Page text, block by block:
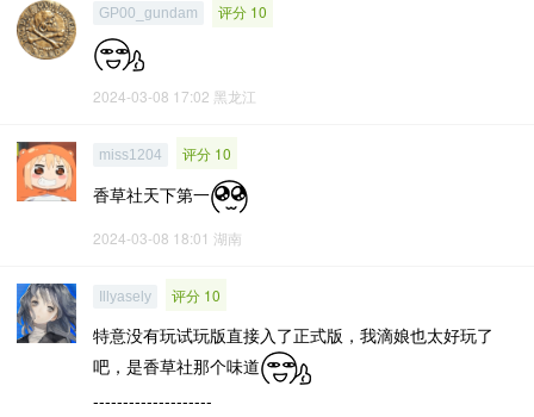
GP00_gundam 评分 10
2024-03-08 17:02 黑龙江
miss1204 评分 10
香草社天下第一
2024-03-08 18:01 湖南
Illyasely 评分 10
特意没有玩试玩版直接入了正式版，我滴娘也太好玩了
吧，是香草社那个味道
--------------------